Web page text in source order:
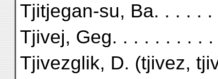
Tjitjegan-su, Ba. . . . .
Tjivej, Geg. . . . . . . . .
Tjivezglik, D. (tjivez,